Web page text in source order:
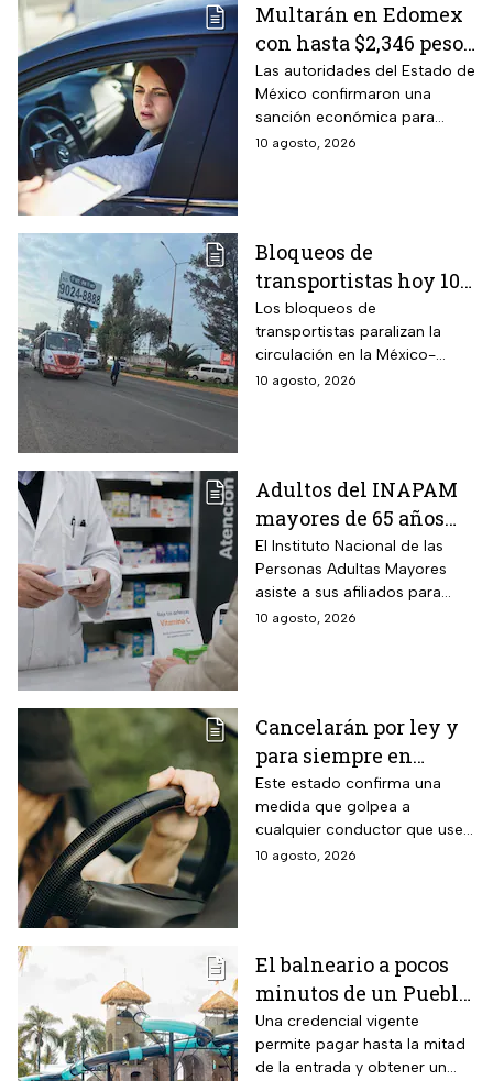
Multarán en Edomex
con hasta $2,346 pesos
a todos los
conductores que
realicen esta
peligrosa maniobra en
Las autoridades del Estado de
México confirmaron una
sanción económica para
quienes ponen en riesgo a
10 agosto, 2026
Bloqueos de
transportistas hoy 10
de agosto; tramos de
carreteras que están
cerrados
Los bloqueos de
transportistas paralizan la
circulación en la México-
Puebla hoy lunes
10 agosto, 2026
Adultos del INAPAM
mayores de 65 años
pueden acceder al
aguinaldo y Pensión
del Bienestar: paso a
paso para inscribirte y
El Instituto Nacional de las
Personas Adultas Mayores
asiste a sus afiliados para
conseguir un empleo además
10 agosto, 2026
Cancelarán por ley y
para siempre en
Jalisco la licencia de
conducir de todos los
conductores que
circulen en estos
Este estado confirma una
medida que golpea a
cualquier conductor que use
su auto particular con
10 agosto, 2026
El balneario a pocos
minutos de un Pueblo
Mágico de Querétaro
que da 50% de
Una credencial vigente
permite pagar hasta la mitad
de la entrada y obtener un